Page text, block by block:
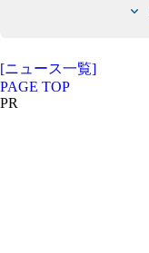
[ニュース一覧]
PAGE TOP
PR